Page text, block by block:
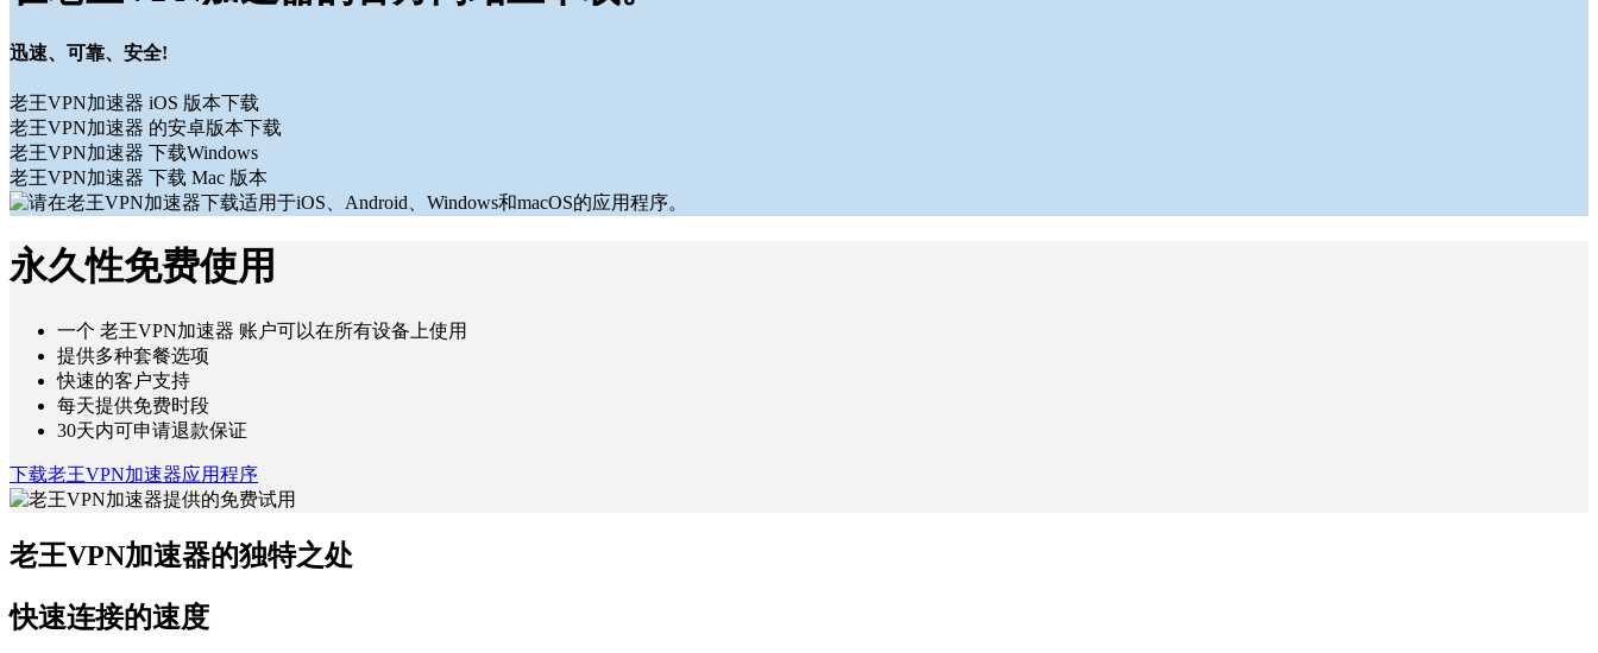
迅速、可靠、安全!
老王VPN加速器 iOS 版本下载
老王VPN加速器 的安卓版本下载
老王VPN加速器 下载Windows
老王VPN加速器 下载 Mac 版本
永久性免费使用
一个 老王VPN加速器 账户可以在所有设备上使用
提供多种套餐选项
快速的客户支持
每天提供免费时段
30天内可申请退款保证
下载老王VPN加速器应用程序
老王VPN加速器的独特之处
快速连接的速度